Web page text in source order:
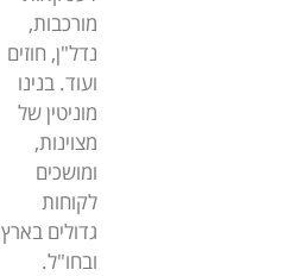
מורכבות,
נדל"ן, חוזים
ועוד. בנינו
מוניטין של
מצוינות,
ומושכים
לקוחות
גדולים בארץ
ובחו"ל.